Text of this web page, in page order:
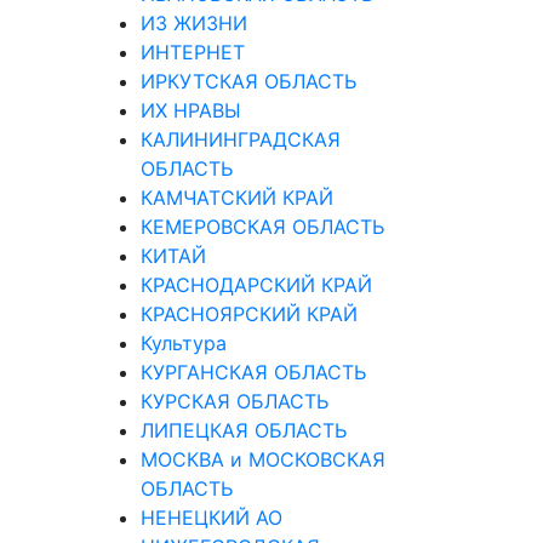
ИЗ ЖИЗНИ
ИНТЕРНЕТ
ИРКУТСКАЯ ОБЛАСТЬ
ИХ НРАВЫ
КАЛИНИНГРАДCКАЯ
ОБЛАСТЬ
КАМЧАТСКИЙ КРАЙ
КЕМЕРОВСКАЯ ОБЛАСТЬ
КИТАЙ
КРАСНОДАРСКИЙ КРАЙ
КРАСНОЯРСКИЙ КРАЙ
Культура
КУРГАНСКАЯ ОБЛАСТЬ
КУРСКАЯ ОБЛАСТЬ
ЛИПЕЦКАЯ ОБЛАСТЬ
МОСКВА и МОСКОВСКАЯ
ОБЛАСТЬ
НЕНЕЦКИЙ АО